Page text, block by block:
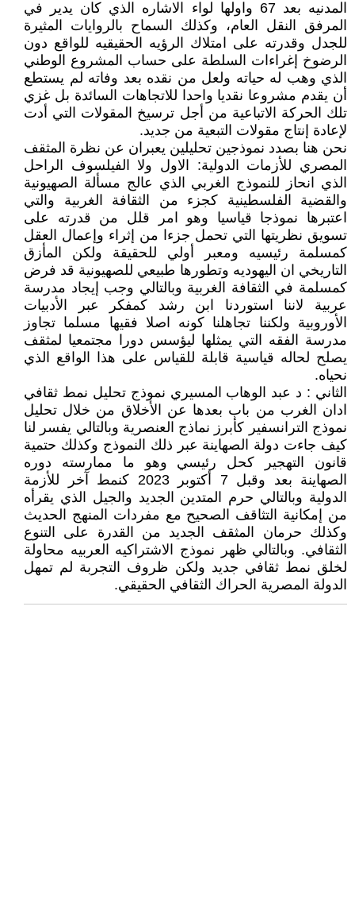
المدنيه بعد 67 واولها لواء الاشاره الذي كان يدير في
المرفق النقل العام، وكذلك السماح بالروايات المثيرة
للجدل وقدرته على امتلاك الرؤيه الحقيقيه للواقع دون
الرضوخ إغراءات السلطة على حساب المشروع الوطني
الذي وهب له حياته ولعل من نقده بعد وفاته لم يستطع
أن يقدم مشروعا نقديا واحدا للاتجاهات السائدة بل غزي
تلك الحركة الاتباعية من أجل ترسيخ المقولات التي أدت
لإعادة إنتاج مقولات التبعية من جديد.
نحن هنا بصدد نموذجين تحليلين يعبران عن نظرة المثقف
المصري للأزمات الدولية: الاول ولا الفيلسوف الراحل
الذي انحاز للنموذج الغربي الذي عالج مسألة الصهيونية
والقضية الفلسطينية كجزء من الثقافة الغربية والتي
اعتبرها نموذجا قياسيا وهو امر قلل من قدرته على
تسويق نظريتها التي تحمل جزءا من إثراء وإعمال العقل
كمسلمة رئيسيه ومعبر أولي للحقيقة ولكن المأزق
التاريخي ان اليهوديه وتطورها طبيعي للصهيونية قد فرض
كمسلمة في الثقافة الغربية وبالتالي وجب إيجاد مدرسة
عربية لاننا استوردنا ابن رشد كمفكر عبر الأدبيات
الأوروبية ولكننا تجاهلنا كونه اصلا فقيها مسلما تجاوز
مدرسة الفقه التي يمثلها ليؤسس دورا مجتمعيا لمثقف
يصلح لحاله قياسية قابلة للقياس على هذا الواقع الذي
نحياه.
الثاني : د عبد الوهاب المسيري نموذج تحليل نمط ثقافي
ادان الغرب من باب بعدها عن الأخلاق من خلال تحليل
نموذج الترانسفير كأبرز نماذج العنصرية وبالتالي يفسر لنا
كيف جاءت دولة الصهاينة عبر ذلك النموذج وكذلك حتمية
قانون التهجير كحل رئيسي وهو ما ممارسته دوره
الصهاينة بعد وقبل 7 أكتوبر 2023 كنمط آخر للأزمة
الدولية وبالتالي حرم المتدين الجديد والجيل الذي يقرأه
من إمكانية التثاقف الصحيح مع مفردات المنهج الحديث
وكذلك حرمان المثقف الجديد من القدرة على التنوع
الثقافي. وبالتالي ظهر نموذج الاشتراكيه العربيه محاولة
لخلق نمط ثقافي جديد ولكن ظروف التجربة لم تمهل
الدولة المصرية الحراك الثقافي الحقيقي.